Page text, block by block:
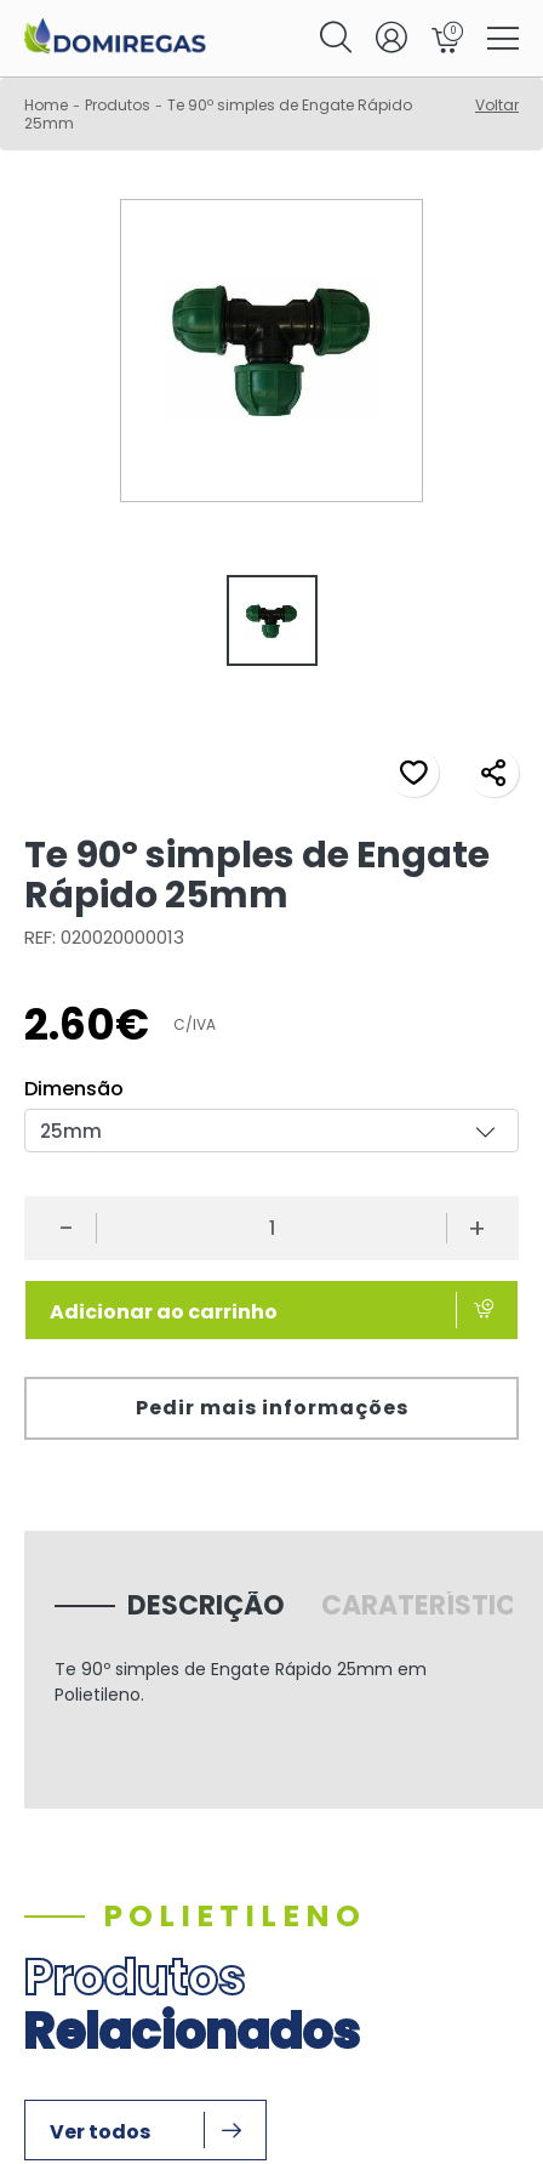
0
Home - Produtos - Te 90º simples de Engate Rápido
25mm
Voltar
Te 90º simples de Engate
Rápido 25mm
REF: 020020000013
2.60€ C/IVA
Dimensão
- +
Adicionar ao carrinho
Pedir mais informações
DESCRIÇÃO
Te 90º simples de Engate Rápido 25mm em
Polietileno.
POLIETILENO
Produtos
Relacionados
Ver todos